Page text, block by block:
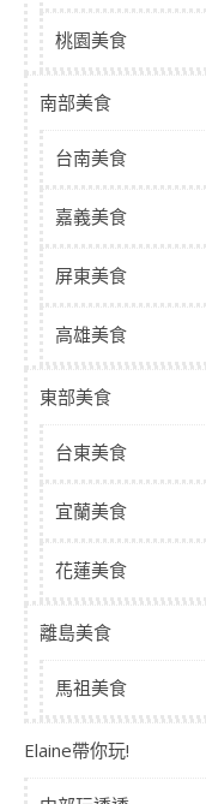
桃園美食
南部美食
台南美食
嘉義美食
屏東美食
高雄美食
東部美食
台東美食
宜蘭美食
花蓮美食
離島美食
馬祖美食
Elaine帶你玩!